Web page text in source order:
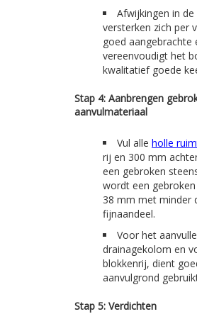
Afwijkingen in
versterken zich per
goed aangebrachte
vereenvoudigt het
kwalitatief goede
Stap 4: Aanbrengen
aanvulmateriaal
Vul alle holle
rij en 300 mm
een gebroken
wordt een
38 mm met minder
fijnaandeel.
Voor het
drainagekolom en
blokkenrij, dient
aanvulgrond
Stap 5: Verdichten